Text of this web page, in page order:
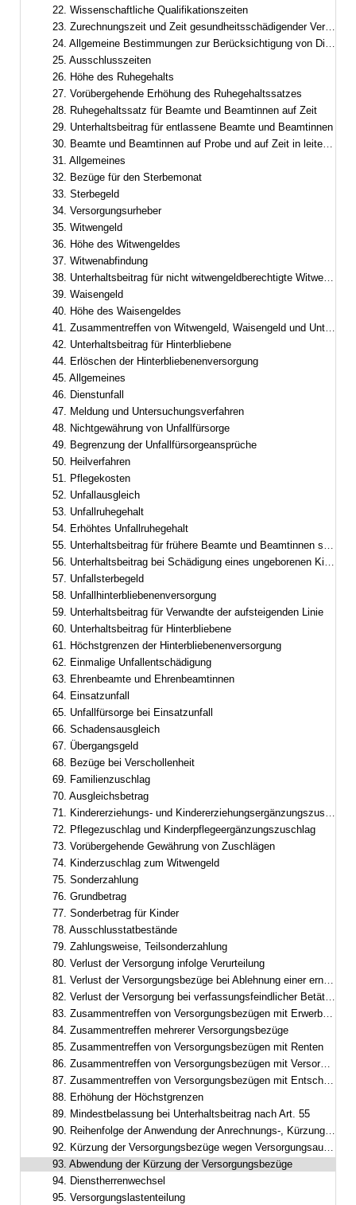
22. Wissenschaftliche Qualifikationszeiten
23. Zurechnungszeit und Zeit gesundheitsschädigender Verwendung
24. Allgemeine Bestimmungen zur Berücksichtigung von Dienstzeiten
25. Ausschlusszeiten
26. Höhe des Ruhegehalts
27. Vorübergehende Erhöhung des Ruhegehaltssatzes
28. Ruhegehaltssatz für Beamte und Beamtinnen auf Zeit
29. Unterhaltsbeitrag für entlassene Beamte und Beamtinnen
30. Beamte und Beamtinnen auf Probe und auf Zeit in leitender Funktion
31. Allgemeines
32. Bezüge für den Sterbemonat
33. Sterbegeld
34. Versorgungsurheber
35. Witwengeld
36. Höhe des Witwengeldes
37. Witwenabfindung
38. Unterhaltsbeitrag für nicht witwengeldberechtigte Witwer oder Witwen
39. Waisengeld
40. Höhe des Waisengeldes
41. Zusammentreffen von Witwengeld, Waisengeld und Unterhaltsbeiträgen
42. Unterhaltsbeitrag für Hinterbliebene
44. Erlöschen der Hinterbliebenenversorgung
45. Allgemeines
46. Dienstunfall
47. Meldung und Untersuchungsverfahren
48. Nichtgewährung von Unfallfürsorge
49. Begrenzung der Unfallfürsorgeansprüche
50. Heilverfahren
51. Pflegekosten
52. Unfallausgleich
53. Unfallruhegehalt
54. Erhöhtes Unfallruhegehalt
55. Unterhaltsbeitrag für frühere Beamte und Beamtinnen sowie frühere Ruhestandsbeamte und Ruhestandsbeamtinnen
56. Unterhaltsbeitrag bei Schädigung eines ungeborenen Kindes
57. Unfallsterbegeld
58. Unfallhinterbliebenenversorgung
59. Unterhaltsbeitrag für Verwandte der aufsteigenden Linie
60. Unterhaltsbeitrag für Hinterbliebene
61. Höchstgrenzen der Hinterbliebenenversorgung
62. Einmalige Unfallentschädigung
63. Ehrenbeamte und Ehrenbeamtinnen
64. Einsatzunfall
65. Unfallfürsorge bei Einsatzunfall
66. Schadensausgleich
67. Übergangsgeld
68. Bezüge bei Verschollenheit
69. Familienzuschlag
70. Ausgleichsbetrag
71. Kindererziehungs- und Kindererziehungsergänzungszuschlag
72. Pflegezuschlag und Kinderpflegeergänzungszuschlag
73. Vorübergehende Gewährung von Zuschlägen
74. Kinderzuschlag zum Witwengeld
75. Sonderzahlung
76. Grundbetrag
77. Sonderbetrag für Kinder
78. Ausschlusstatbestände
79. Zahlungsweise, Teilsonderzahlung
80. Verlust der Versorgung infolge Verurteilung
81. Verlust der Versorgungsbezüge bei Ablehnung einer erneuten Berufung
82. Verlust der Versorgung bei verfassungsfeindlicher Betätigung
83. Zusammentreffen von Versorgungsbezügen mit Erwerbs- und Erwerbsersatzeinkommen
84. Zusammentreffen mehrerer Versorgungsbezüge
85. Zusammentreffen von Versorgungsbezügen mit Renten
86. Zusammentreffen von Versorgungsbezügen mit Versorgung aus zwischenstaatlicher und überstaatlicher Verwendung
87. Zusammentreffen von Versorgungsbezügen mit Entschädigung oder Versorgungsbezügen nach dem Abgeordnetenstatut des Europäischen Parlaments
88. Erhöhung der Höchstgrenzen
89. Mindestbelassung bei Unterhaltsbeitrag nach Art. 55
90. Reihenfolge der Anwendung der Anrechnungs-, Kürzungs- und Ruhensvorschriften
92. Kürzung der Versorgungsbezüge wegen Versorgungsausgleich
93. Abwendung der Kürzung der Versorgungsbezüge
94. Dienstherrenwechsel
95. Versorgungslastenteilung